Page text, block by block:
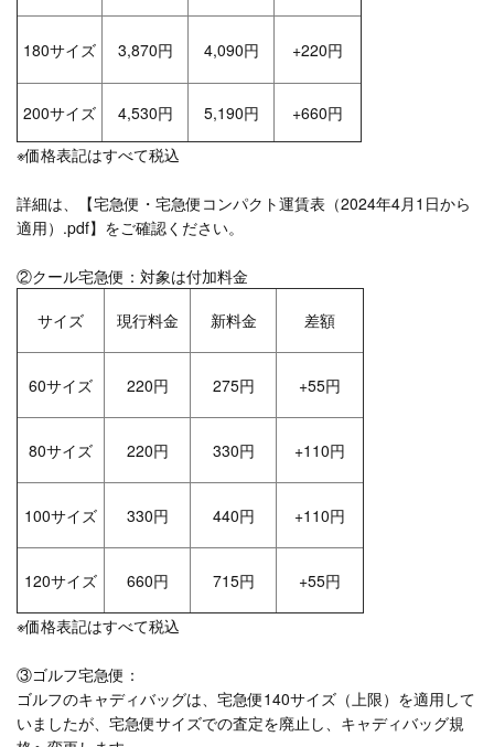
180サイズ 3,870円 4,090円 +220円
200サイズ 4,530円 5,190円
+660円
※価格表記はすべて税込
詳細は、
【宅急便・宅急便コンパクト運賃表（2024年4月1日から
適用）.pdf】 をご確認ください。
②クール宅急便：対象は付加料金
サイズ
現行料金 新料金 差額
60サイズ 220円 275円 +55円
80サイズ 220円 330円 +110円
100サイズ 330円 440円 +110円
120サイズ 660円 715円 +55円
※価格表記はすべて税込
③ゴルフ宅急便：
ゴルフのキャディバッグは、宅急便140サイズ（上限）を適用して
いましたが、宅急便サイズでの査定を廃止し、キャディバッグ規